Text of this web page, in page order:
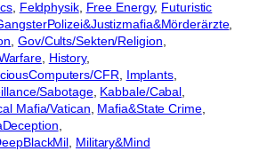
, Feldphysik, Free Energy, Futuristic
, Gov/Cults/Sekten/Religion
, History
CFR
Implants
Sabotage, Kabbale/Cabal
Mafia/Vatican Mafia&State Crime
Military&Mind